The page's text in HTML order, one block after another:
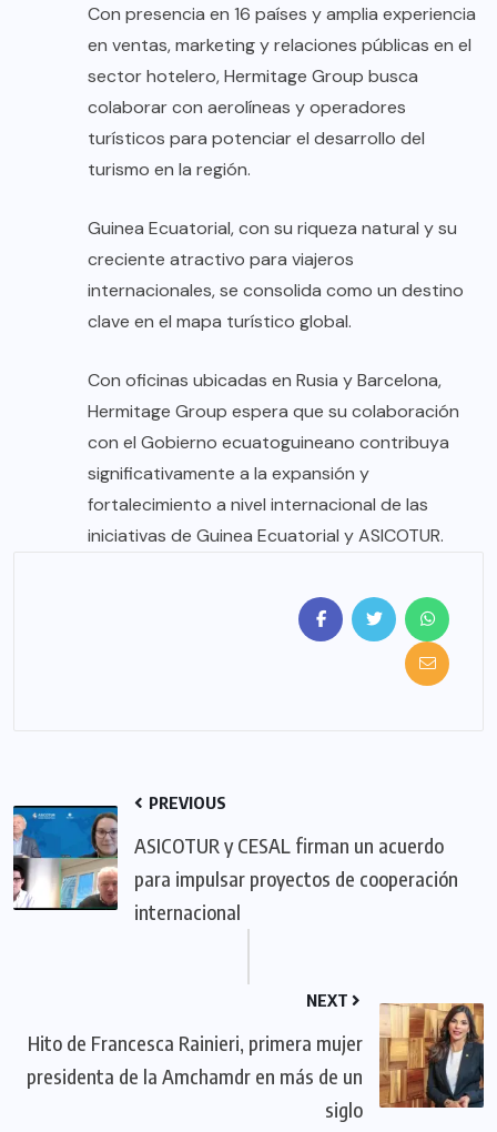
Con presencia en 16 países y amplia experiencia
en ventas, marketing y relaciones públicas en el
sector hotelero, Hermitage Group busca
colaborar con aerolíneas y operadores
turísticos para potenciar el desarrollo del
turismo en la región.
Guinea Ecuatorial, con su riqueza natural y su
creciente atractivo para viajeros
internacionales, se consolida como un destino
clave en el mapa turístico global.
Con oficinas ubicadas en Rusia y Barcelona,
Hermitage Group espera que su colaboración
con el Gobierno ecuatoguineano contribuya
significativamente a la expansión y
fortalecimiento a nivel internacional de las
iniciativas de Guinea Ecuatorial y ASICOTUR.
PREVIOUS
ASICOTUR y CESAL firman un acuerdo
para impulsar proyectos de cooperación
internacional
NEXT
Hito de Francesca Rainieri, primera mujer
presidenta de la Amchamdr en más de un
siglo